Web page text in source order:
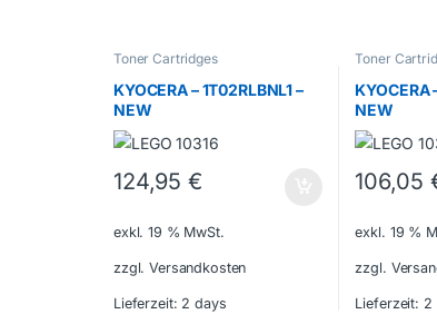
Toner Cartridges
KYOCERA – 1T02RLBNL1 –
NEW
124,95€
exkl. 19 % MwSt.
zzgl. Versandkosten
Lieferzeit: 2 days
Toner
KYOCERA
NEW
106,05
exkl. 19 %
zzgl.
Lieferzeit: 2